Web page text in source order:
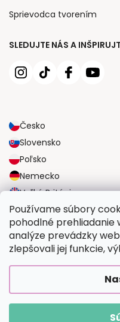
Používame súbory
pohodlné prehliadanie
analýze prevádzky
zlepšovali jej funkcie,
SLEDUJTE NÁS A
Česko
Slovensko
Poľsko
Nemecko
Veľká Británia
Sprievodca tvorením
SPOĽAHLIVÉ MOŽNOSTI
BEZPEČNÉ MOŽNOSTI